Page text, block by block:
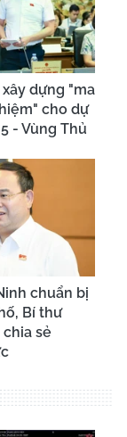
dựng "ma
cho dự
- Vùng Thủ
chuẩn bị
Bí thư
chia sẻ